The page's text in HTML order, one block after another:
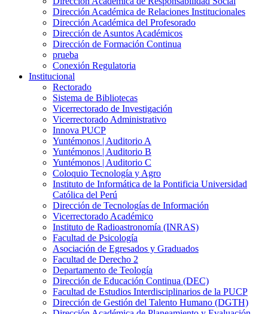
Dirección Académica de Relaciones Institucionales
Dirección Académica del Profesorado
Dirección de Asuntos Académicos
Dirección de Formación Continua
prueba
Conexión Regulatoria
Institucional
Rectorado
Sistema de Bibliotecas
Vicerrectorado de Investigación
Vicerrectorado Administrativo
Innova PUCP
Yuntémonos | Auditorio A
Yuntémonos | Auditorio B
Yuntémonos | Auditorio C
Coloquio Tecnología y Agro
Instituto de Informática de la Pontificia Universidad
Católica del Perú
Dirección de Tecnologías de Información
Vicerrectorado Académico
Instituto de Radioastronomía (INRAS)
Facultad de Psicología
Asociación de Egresados y Graduados
Facultad de Derecho 2
Departamento de Teología
Dirección de Educación Continua (DEC)
Facultad de Estudios Interdisciplinarios de la PUCP
Dirección de Gestión del Talento Humano (DGTH)